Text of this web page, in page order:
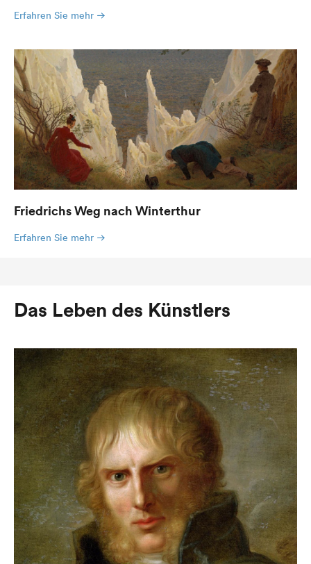
Erfahren Sie mehr
Friedrichs Weg nach Winterthur
Erfahren Sie mehr
Das Leben des Künstlers